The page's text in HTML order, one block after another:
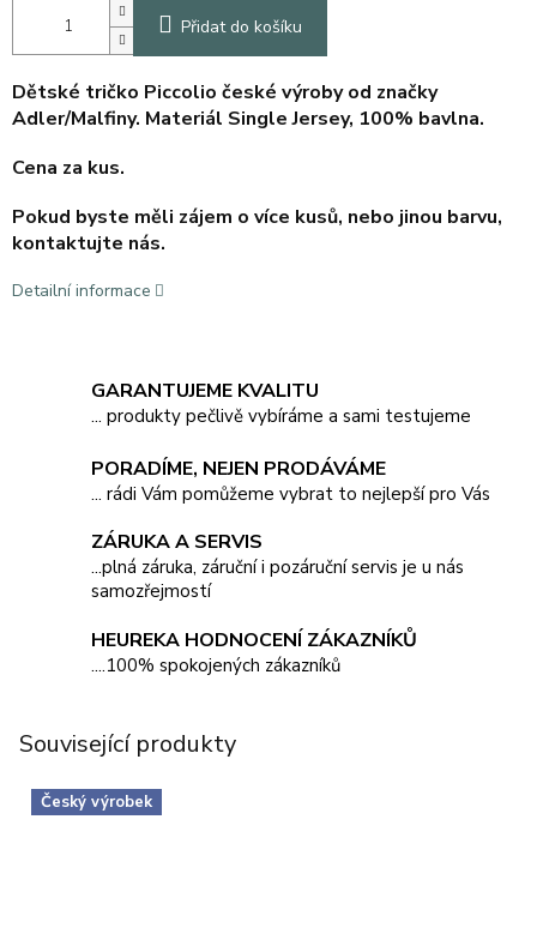
Přidat do košíku
Dětské tričko Piccolio české výroby od značky
Adler/Malfiny. Materiál Single Jersey, 100% bavlna.
Cena za kus.
Pokud byste měli zájem o více kusů, nebo jinou barvu,
kontaktujte nás.
Detailní informace
GARANTUJEME KVALITU
... produkty pečlivě vybíráme a sami testujeme
PORADÍME, NEJEN PRODÁVÁME
... rádi Vám pomůžeme vybrat to nejlepší pro Vás
ZÁRUKA A SERVIS
...plná záruka, záruční i pozáruční servis je u nás
samozřejmostí
HEUREKA HODNOCENÍ ZÁKAZNÍKŮ
....100% spokojených zákazníků
Související produkty
Český výrobek